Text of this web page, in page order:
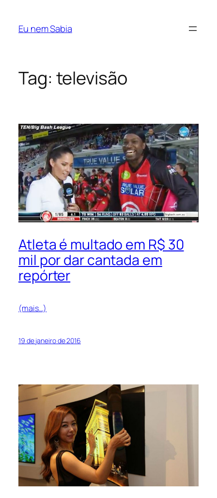
Eu nem Sabia
Tag: televisão
Atleta é multado em R$ 30
mil por dar cantada em
repórter
(mais…)
19 de janeiro de 2016